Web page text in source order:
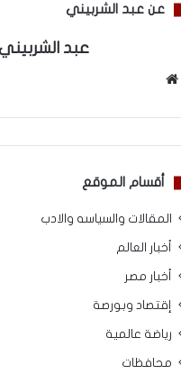
عن عبد الشربيني
عبد
أقسام الموقع
المقالات والسياسه والادب
أخبار العالم
أخبار مصر
إقتصاد وبورصة
رياضة عالمية
محافظات